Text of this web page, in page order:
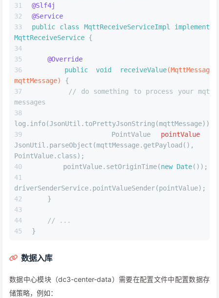
@Slf4j
@Service
public
class MqttReceiveServiceImpl
implements
MqttReceiveService {
@Override
public
void receiveValue(MqttMessage
mqttMessage)
{
// do something to process your mqtt
messages
log.info(JsonUtil.toPrettyJsonString(mqttMessage));
PointValue
pointValue
JsonUtil.parseObject(mqttMessage.getPayload(),
PointValue.class);
        pointValue.setOriginTime(
new Date());
driverSenderService.pointValueSender(pointValue);
    }
// ...
}
数据入库
数据中心模块（dc3-center-data）需要在配置文件中配置数据存
储策略，例如：